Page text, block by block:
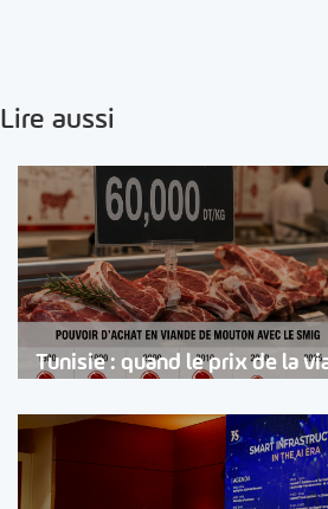
Lire aussi
Tunisie : quand le prix de la